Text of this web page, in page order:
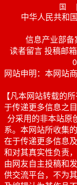
国
|
中华人民共和
信息产业部备
读者留言 投稿邮
网站申明：本网站
【凡本网站转载的
于传递更多信息之
分采用的非本站原
系。本网站所收集
在于传递更多信息
和对其真实性负责
由网友自主投稿和
供交流平台，不为